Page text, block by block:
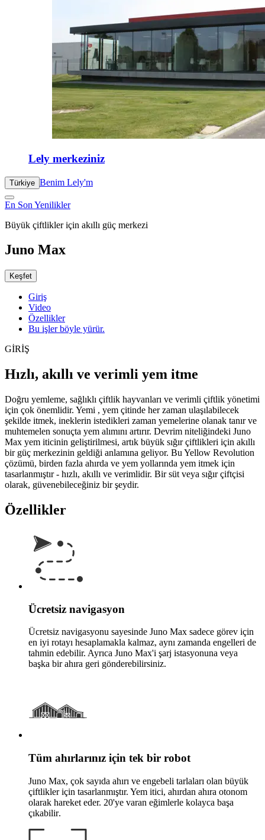
Lely merkeziniz
Türkiye Benim Lely'm
En Son Yenilikler
Büyük çiftlikler için akıllı güç merkezi
Juno Max
Keşfet
Giriş
Video
Özellikler
Bu işler böyle yürür.
GİRİŞ
Hızlı, akıllı ve verimli yem itme
Doğru yemleme, sağlıklı çiftlik hayvanları ve verimli çiftlik yönetimi
için çok önemlidir. Yemi , yem çitinde her zaman ulaşılabilecek
şekilde itmek, ineklerin istedikleri zaman yemelerine olanak tanırve
muhtemelen sonuçta yem alımını artırır. Devrim niteliğindeki Juno
Max yem iticinin geliştirilmesi, artık büyük sığır çiftlikleri için akıllı
bir güç merkezinin geldiği anlamına geliyor. Bu Yellow Revolution
çözümü, birden fazla ahırda ve yem yollarında yem itmek için
tasarlanmıştır - hızlı, akıllı ve verimlidir. Bir süt veya sığır çiftçisi
olarak, güvenebileceğiniz bir şeydir.
Özellikler
Ücretsiz navigasyon
Ücretsiz navigasyonu sayesinde Juno Max sadece görev için
en iyi rotayı hesaplamakla kalmaz, aynı zamanda engelleri de
tahmin edebilir. Ayrıca Juno Max'i şarj istasyonuna veya
başka bir ahıra geri gönderebilirsiniz.
Tüm ahırlarınız için tek bir robot
Juno Max, çok sayıda ahırı ve engebeli tarlaları olan büyük
çiftlikler için tasarlanmıştır. Yem itici, ahırdan ahıra otonom
olarak hareket eder. 20'ye varan eğimlerle kolayca başa
çıkabilir.